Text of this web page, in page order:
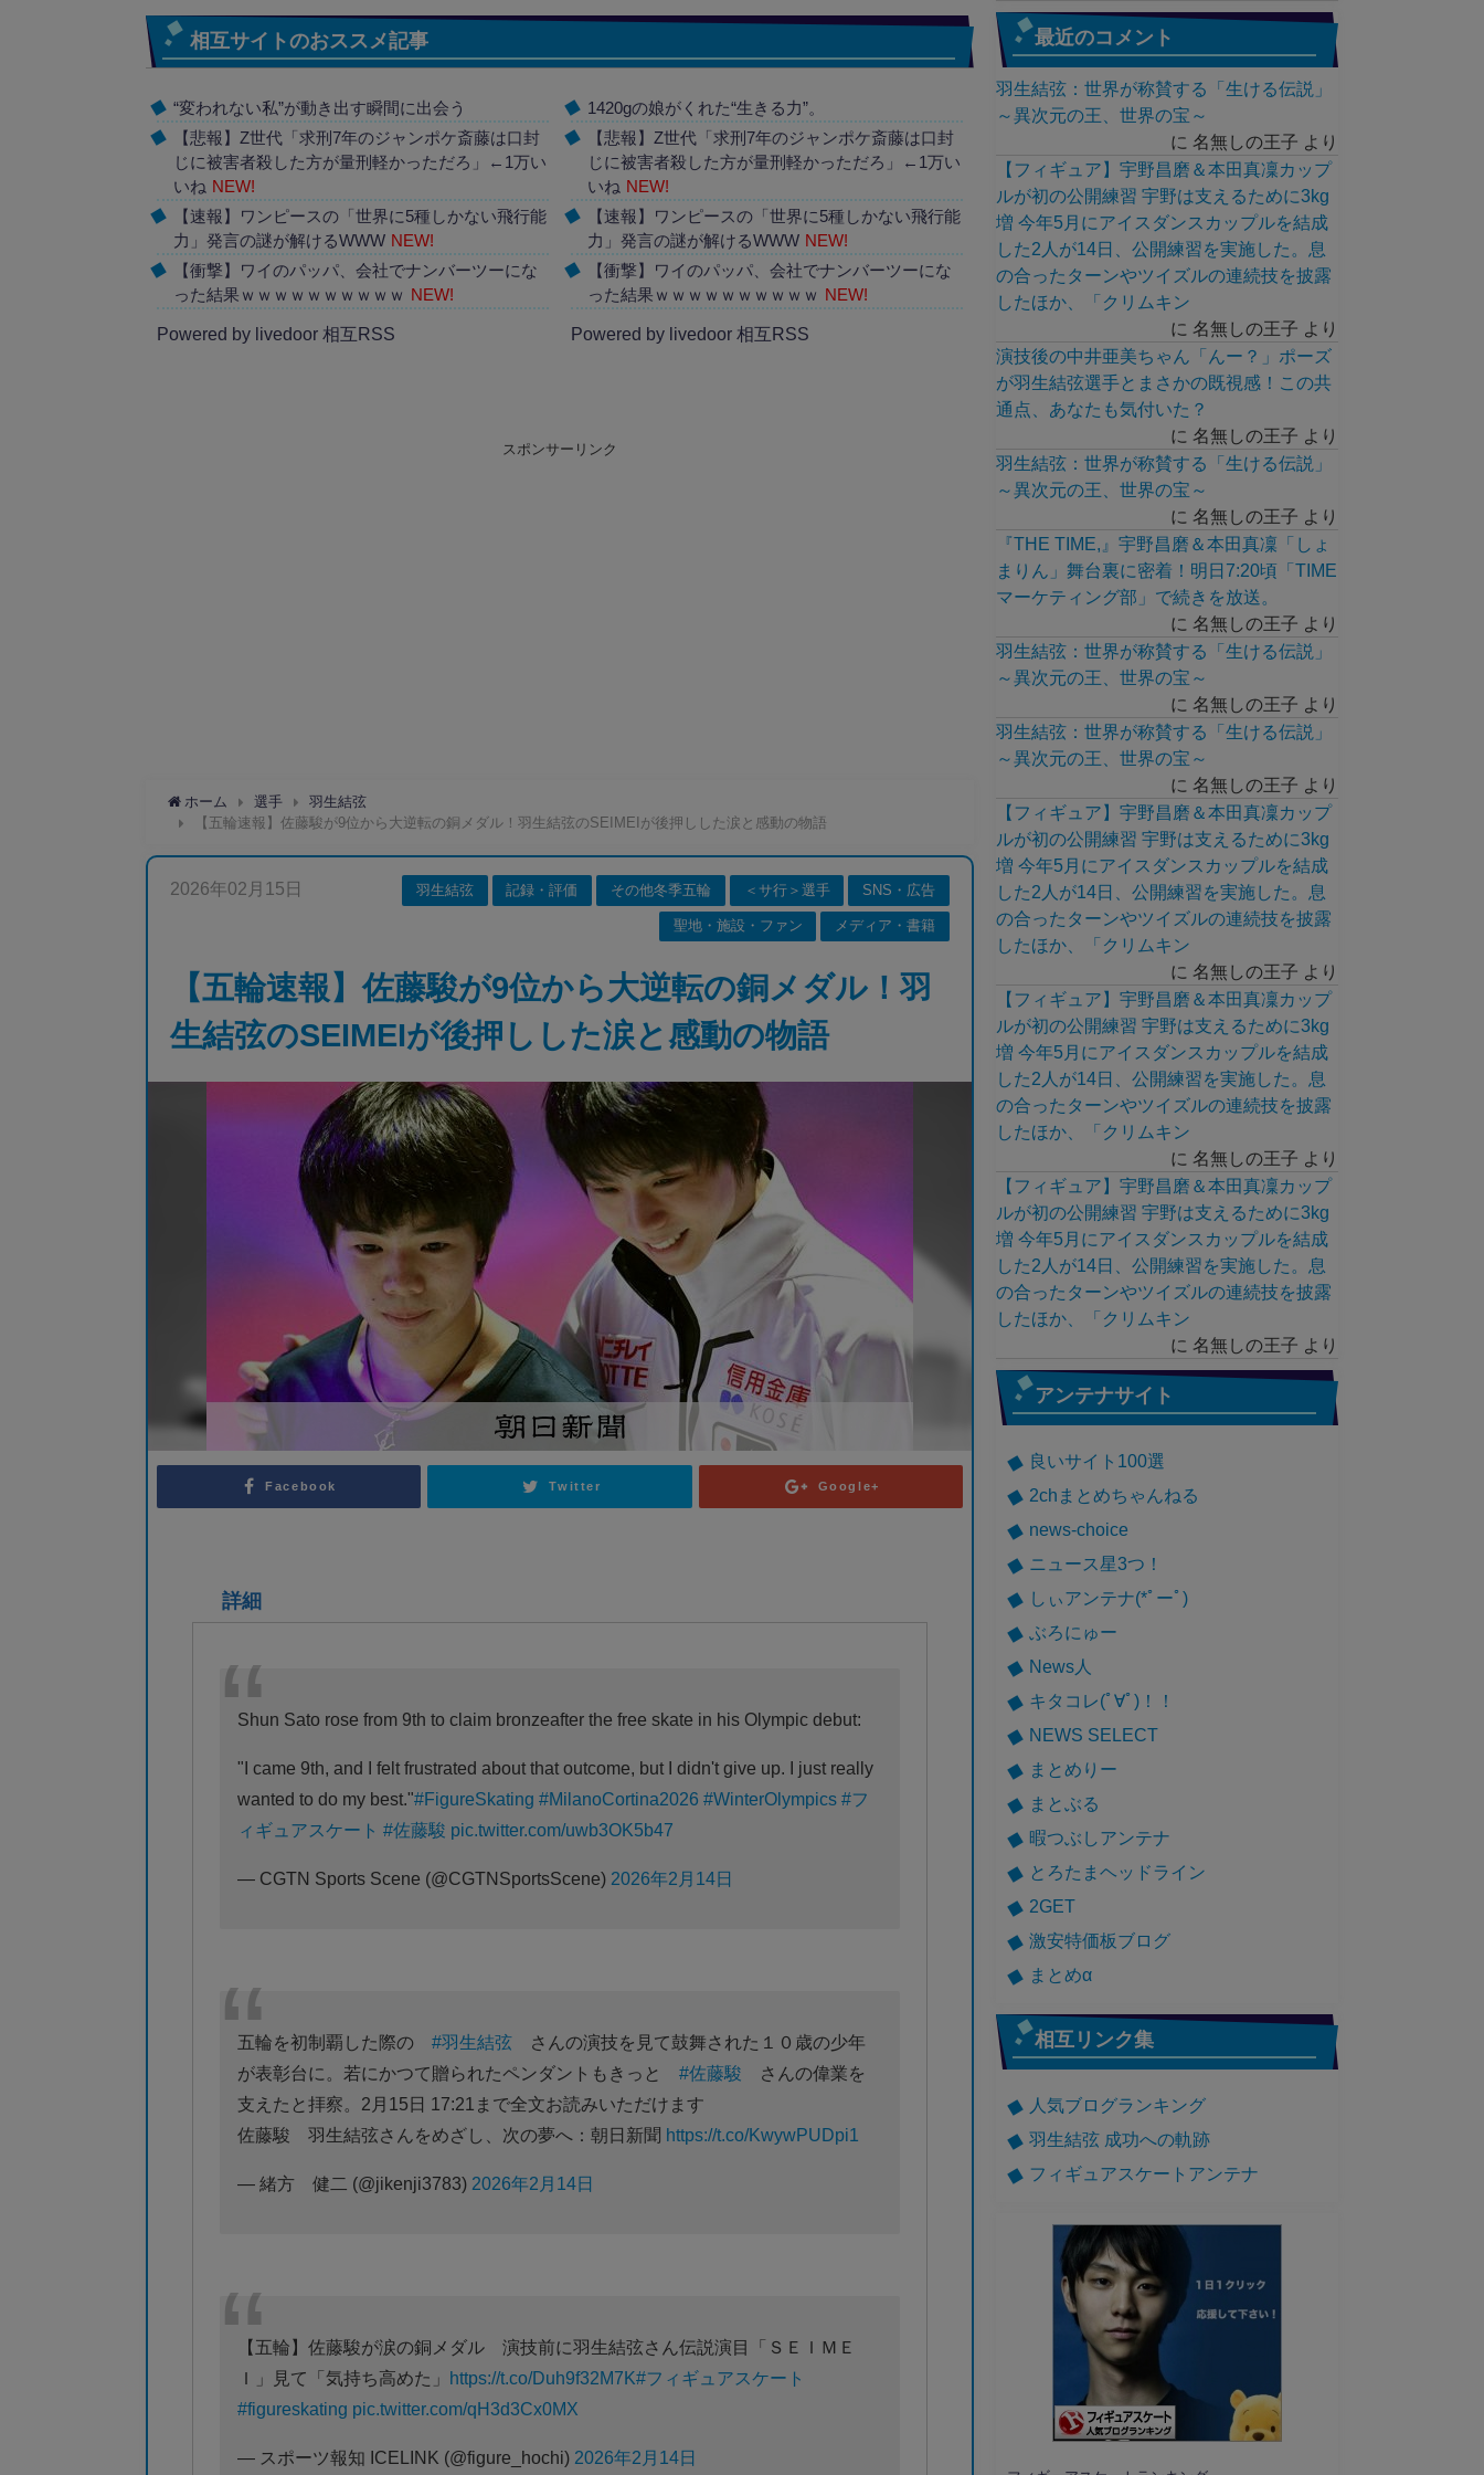
相互サイトのおススメ記事
“変われない私”が動き出す瞬間に出会う
【悲報】Z世代「求刑7年のジャンポケ斎藤は口封
じに被害者殺した方が量刑軽かっただろ」←1万い
いね NEW!
【速報】ワンピースの「世界に5種しかない飛行能
力」発言の謎が解けるWWW NEW!
【衝撃】ワイのパッパ、会社でナンバーツーにな
った結果ｗｗｗｗｗｗｗｗｗｗ
NEW!
Powered by livedoor 相互RSS
1420gの娘がくれた“生きる力”。
【悲報】Z世代「求刑7年のジャンポケ斎藤は口封
じに被害者殺した方が量刑軽かっただろ」←1万い
いね NEW!
【速報】ワンピースの「世界に5種しかない飛行能
力」発言の謎が解けるWWW NEW!
【衝撃】ワイのパッパ、会社でナンバーツーにな
った結果ｗｗｗｗｗｗｗｗｗｗ
NEW!
Powered by livedoor 相互RSS
スポンサーリンク
ホーム 選手
羽生結弦
【五輪速報】佐藤駿が9位から大逆転の銅メダル！羽生結弦のSEIMEIが後押しした涙と感動の物語
2026年02月15日 羽生結弦 記録・評価 その他冬季五輪 ＜サ行＞選手 SNS・広告
聖地・施設・ファン メディア・書籍
【五輪速報】佐藤駿が9位から大逆転の銅メダル！羽
生結弦のSEIMEIが後押しした涙と感動の物語
Facebook Twitter Google+
詳細
Shun Sato rose from 9th to claim bronzeafter the free skate in his Olympic debut:
"I came 9th, and I felt frustrated about that outcome, but I didn't give up. I just really
wanted to do my best."#FigureSkating #MilanoCortina2026 #WinterOlympics #フ
ィギュアスケート #佐藤駿 pic.twitter.com/uwb3OK5b47
— CGTN Sports Scene (@CGTNSportsScene) 2026年2月14日
五輪を初制覇した際の #羽生結弦 さんの演技を見て鼓舞された１０歳の少年
が表彰台に。若にかつて贈られたペンダントもきっと #佐藤駿 さんの偉業を
支えたと拝察。2月15日 17:21まで全文お読みいただけます
佐藤駿 羽生結弦さんをめざし、次の夢へ：朝日新聞 https://t.co/KwywPUDpi1
— 緒方 健二 (@jikenji3783) 2026年2月14日
【五輪】佐藤駿が涙の銅メダル 演技前に羽生結弦さん伝説演目「ＳＥＩＭＥ
Ｉ」見て「気持ち高めた」
https://t.co/Duh9f32M7K#フィギュアスケート
#figureskating pic.twitter.com/qH3d3Cx0MX
— スポーツ報知 ICELINK (@figure_hochi) 2026年2月14日
最近のコメント
羽生結弦：世界が称賛する「生ける伝説」
～異次元の王、世界の宝～
に 名無しの王子 より
【フィギュア】宇野昌磨＆本田真凜カップ
ルが初の公開練習 宇野は支えるために3kg
増 今年5月にアイスダンスカップルを結成
した2人が14日、公開練習を実施した。息
の合ったターンやツイズルの連続技を披露
したほか、「クリムキン
に 名無しの王子 より
演技後の中井亜美ちゃん「んー？」ポーズ
が羽生結弦選手とまさかの既視感！この共
通点、あなたも気付いた？
に 名無しの王子 より
羽生結弦：世界が称賛する「生ける伝説」
～異次元の王、世界の宝～
に 名無しの王子 より
『THE TIME,』宇野昌磨＆本田真凜「しょ
まりん」舞台裏に密着！明日7:20頃「TIME
マーケティング部」で続きを放送。
に 名無しの王子 より
羽生結弦：世界が称賛する「生ける伝説」
～異次元の王、世界の宝～
に 名無しの王子 より
羽生結弦：世界が称賛する「生ける伝説」
～異次元の王、世界の宝～
に 名無しの王子 より
【フィギュア】宇野昌磨＆本田真凜カップ
ルが初の公開練習 宇野は支えるために3kg
増 今年5月にアイスダンスカップルを結成
した2人が14日、公開練習を実施した。息
の合ったターンやツイズルの連続技を披露
したほか、「クリムキン
に 名無しの王子 より
【フィギュア】宇野昌磨＆本田真凜カップ
ルが初の公開練習 宇野は支えるために3kg
増 今年5月にアイスダンスカップルを結成
した2人が14日、公開練習を実施した。息
の合ったターンやツイズルの連続技を披露
したほか、「クリムキン
に 名無しの王子 より
【フィギュア】宇野昌磨＆本田真凜カップ
ルが初の公開練習 宇野は支えるために3kg
増 今年5月にアイスダンスカップルを結成
した2人が14日、公開練習を実施した。息
の合ったターンやツイズルの連続技を披露
したほか、「クリムキン
に 名無しの王子 より
アンテナサイト
良いサイト100選
2chまとめちゃんねる
news-choice
ニュース星3つ！
しぃアンテナ(*ﾟーﾟ)
ぶろにゅー
News人
キタコレ(ﾟ∀ﾟ)！！
NEWS SELECT
まとめりー
まとぶる
暇つぶしアンテナ
とろたまヘッドライン
2GET
激安特価板ブログ
まとめα
相互リンク集
人気ブログランキング
羽生結弦 成功への軌跡
フィギュアスケートアンテナ